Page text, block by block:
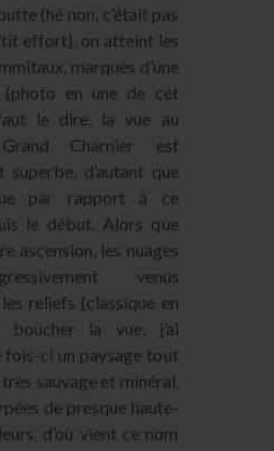
(hé non, c’était pas
effort), on atteint les
marqués d’une
en une de cet
le dire, la vue au
Charnier est
superbe, d’autant que
par rapport à ce
le début. Alors que
ascension, les nuages
venus
les reliefs (classique en
la vue, j’ai
ci un paysage tout
sauvage et minéral,
de presque haute-
d’où vient ce nom